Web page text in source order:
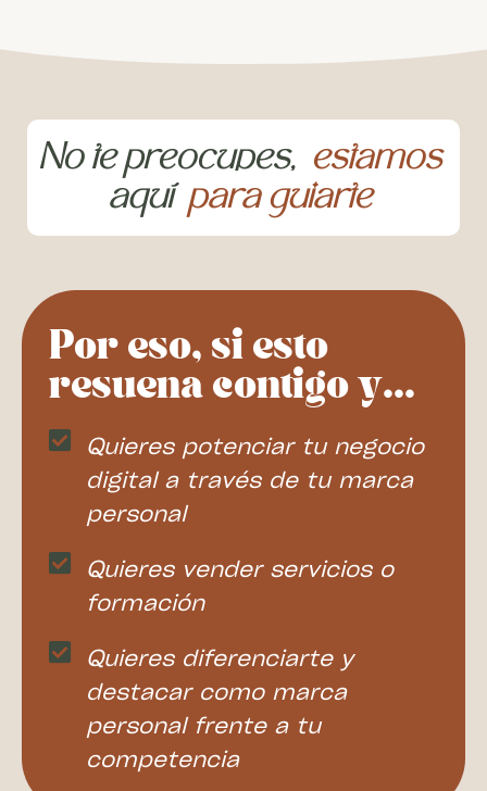
No te preocupes, estamos
aquí para guiarte
Por eso, si esto
resuena contigo y...
Quieres potenciar tu negocio
digital a través de tu marca
personal
Quieres vender servicios o
formación
Quieres diferenciarte y
destacar como marca
personal frente a tu
competencia